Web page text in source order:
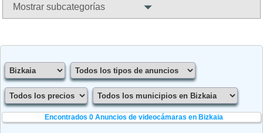
Mostrar subcategorías
Encontrados 0Anuncios de videocámaras en Bizkaia